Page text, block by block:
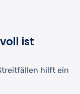
ist
hilft ein